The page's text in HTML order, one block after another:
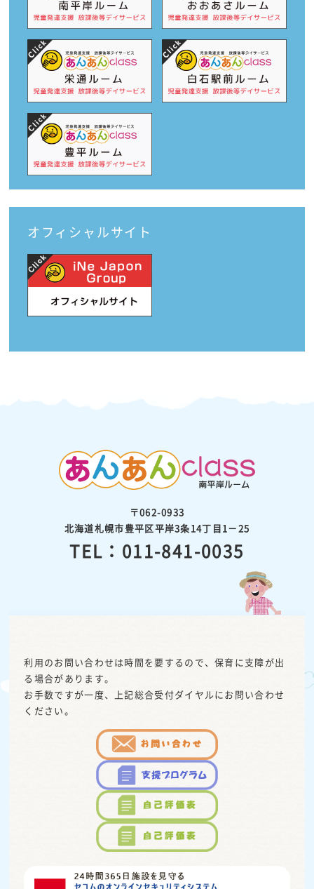
オフィシャルサイト
〒062-0933
北海道札幌市豊平区平岸3条14丁目1－25
TEL：011-841-0035
利用のお問い合わせは時間を要するので、保育に支障が出
る場合があります。
お手数ですが一度、上記総合受付ダイヤルにお問い合わせ
ください。